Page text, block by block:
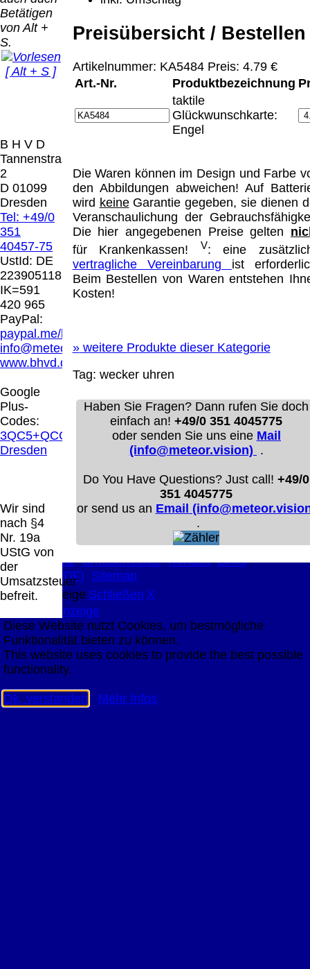
Betätigen
von Alt +
S.
[ Alt + S ]
B H V D
Tannenstrasse
2
D 01099
Dresden
Tel: +49/0
351
40457-75
UstId: DE
223905118
IK=591
420 965
PayPal:
paypal.me/blindenhilfsmittel
info@meteor.vision
www.bhvd.de
Google
Plus-
Codes:
3QC5+QCG
Dresden
Wir sind
nach §4
Nr. 19a
UStG von
der
Umsatzsteuer
befreit.
Preisübersicht / Bestellen
Artikelnummer: KA5484 Preis: 4.79 €
Art.-Nr.
Produktbezeichnung
taktile
Glückwunschkarte:
Engel
Die Waren können im Design und Farbe
den Abbildungen abweichen! Auf
wird keineGarantie gegeben, sie dienen
Veranschaulichung der
Die hier angegebenen Preise gelten
für Krankenkassen!
V: eine
vertragliche Vereinbarung ist
Beim Bestellen von Waren entstehen
Kosten!
»weitere Produkte dieser Kategorie
Tag: weckeruhren
Haben Sie Fragen? Dann rufen Sie doch
einfach an!+49/0 351 4045775
oder senden Sie uns eine Mail
(info@meteor.vision) .
Do You Have Questions? Just call!+49/0
351 4045775
or send us an Email
.
Der Versand erfolgt
als versichertes
Paket.
Selbstabholung
von
Ausstellungen:
erhalten Sie per
Email z.B. einen
Lizenzschlüssel
und die
Rechnung /
Lieferschein. Sie
erhalten also
keinen
Die in diesem Dokument genannten
Warenzeichen sind Eigentum der jeweiligen
Firmen. Preisänderungen, Irrtümer und
technische Änderungen vorbehalten.
letzte Änderung: 20. April 2026 Blinden
Hilfsmittel Vertrieb Dresden,
Mit einem Urteil vom 12.05.1998 - 312 O
85/98 - Haftung für Links hat das Landgericht
Hamburg entschieden, dass man durch die
Anbringung eines Links, die Inhalte der
gelinkten Seite ggf. mit zu verantworten hat.
Dieses kann nur dadurch verhindert werden,
dass man sich ausdrücklich von diesen
Inhalten distanziert. Hiermit distanzieren wir
uns ausdrücklich von allen Inhalten, aller
gelinkten Seiten auf unserer Homepage und
machen uns diese Inhalte nicht zu eigen.
Diese Erklärung gilt für alle auf unserer
Homepage angebrachten Links.
Die Europäische Kommission stellt eine
Plattform zur Online-Streitbeilegung (OS)
bereit. Die Plattform finden Sie unter
http://ec.europa.eu/consumers/odr/Unsere E-
Mailadresse lautet:
info@meteor.vision
Seitenanfang Impressum AGB Widerruf
Datenschutz Urheberrechte Kontakt Links
Katalog (PDF) Sitemap
2026
Wir
große Anzeige Schließen X
Diese Website nutzt Cookies, um bestmögliche
Funktionalität bieten zu können.
This website uses cookies to provide the best possible
functionality.
Ok, verstanden Mehr Infos